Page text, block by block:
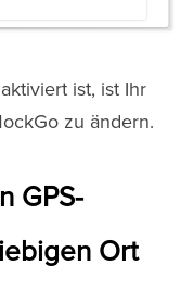
ist, ist Ihr
zu ändern.
GPS-
Ort